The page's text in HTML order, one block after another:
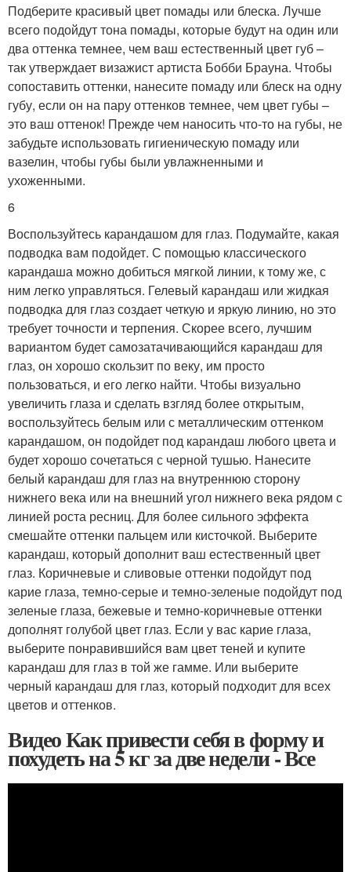
Подберите красивый цвет помады или блеска. Лучше
всего подойдут тона помады, которые будут на один или
два оттенка темнее, чем ваш естественный цвет губ –
так утверждает визажист артиста Бобби Брауна. Чтобы
сопоставить оттенки, нанесите помаду или блеск на одну
губу, если он на пару оттенков темнее, чем цвет губы –
это ваш оттенок! Прежде чем наносить что-то на губы, не
забудьте использовать гигиеническую помаду или
вазелин, чтобы губы были увлажненными и
ухоженными.
6
Воспользуйтесь карандашом для глаз. Подумайте, какая
подводка вам подойдет. С помощью классического
карандаша можно добиться мягкой линии, к тому же, с
ним легко управляться. Гелевый карандаш или жидкая
подводка для глаз создает четкую и яркую линию, но это
требует точности и терпения. Скорее всего, лучшим
вариантом будет самозатачивающийся карандаш для
глаз, он хорошо скользит по веку, им просто
пользоваться, и его легко найти. Чтобы визуально
увеличить глаза и сделать взгляд более открытым,
воспользуйтесь белым или с металлическим оттенком
карандашом, он подойдет под карандаш любого цвета и
будет хорошо сочетаться с черной тушью. Нанесите
белый карандаш для глаз на внутреннюю сторону
нижнего века или на внешний угол нижнего века рядом с
линией роста ресниц. Для более сильного эффекта
смешайте оттенки пальцем или кисточкой. Выберите
карандаш, который дополнит ваш естественный цвет
глаз. Коричневые и сливовые оттенки подойдут под
карие глаза, темно-серые и темно-зеленые подойдут под
зеленые глаза, бежевые и темно-коричневые оттенки
дополнят голубой цвет глаз. Если у вас карие глаза,
выберите понравившийся вам цвет теней и купите
карандаш для глаз в той же гамме. Или выберите
черный карандаш для глаз, который подходит для всех
цветов и оттенков.
Видео Как привести себя в форму и
похудеть на 5 кг за две недели - Все